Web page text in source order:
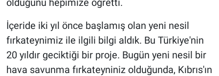
İçeride iki yıl önce başlamış olan yeni nesil
fırkateynimiz ile ilgili bilgi aldık. Bu Türkiye'nin
20 yıldır geciktiği bir proje. Bugün yeni nesil bir
hava savunma fırkateyniniz olduğunda, Kıbrıs'ın